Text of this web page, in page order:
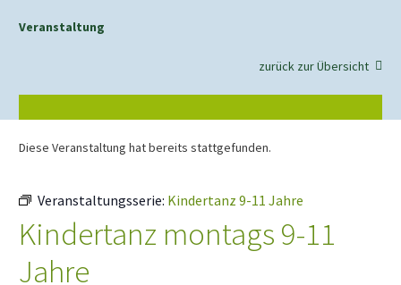
Veranstaltung
zurück zur Übersicht
Diese Veranstaltung hat bereits stattgefunden.
Veranstaltungsserie: Kindertanz 9-11 Jahre
Kindertanz montags 9-11
Jahre